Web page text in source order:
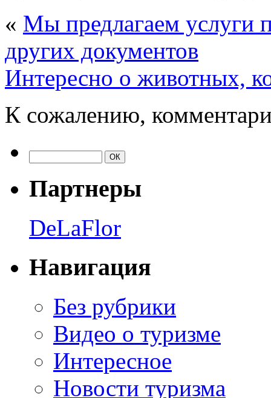
« Мы предлагаем услуги
других документов
Интересно о животных,
К сожалению,
Партнеры
DeLaFlor
Навигация
Без рубрики
Видео о туризме
Интересное
Новости туризма